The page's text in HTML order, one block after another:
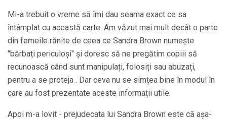
Mi-a trebuit o vreme să îmi dau seama exact ce sa
întâmplat cu această carte. Am văzut mai mult decât o parte
din femeile rănite de ceea ce Sandra Brown numește
"bărbați periculoși" și doresc să ne pregătim copiii să
recunoască când sunt manipulați, folosiți sau abuzați,
pentru a se proteja . Dar ceva nu se simțea bine în modul în
care au fost prezentate aceste informații utile.
Apoi m-a lovit - prejudecata lui Sandra Brown este că așa-